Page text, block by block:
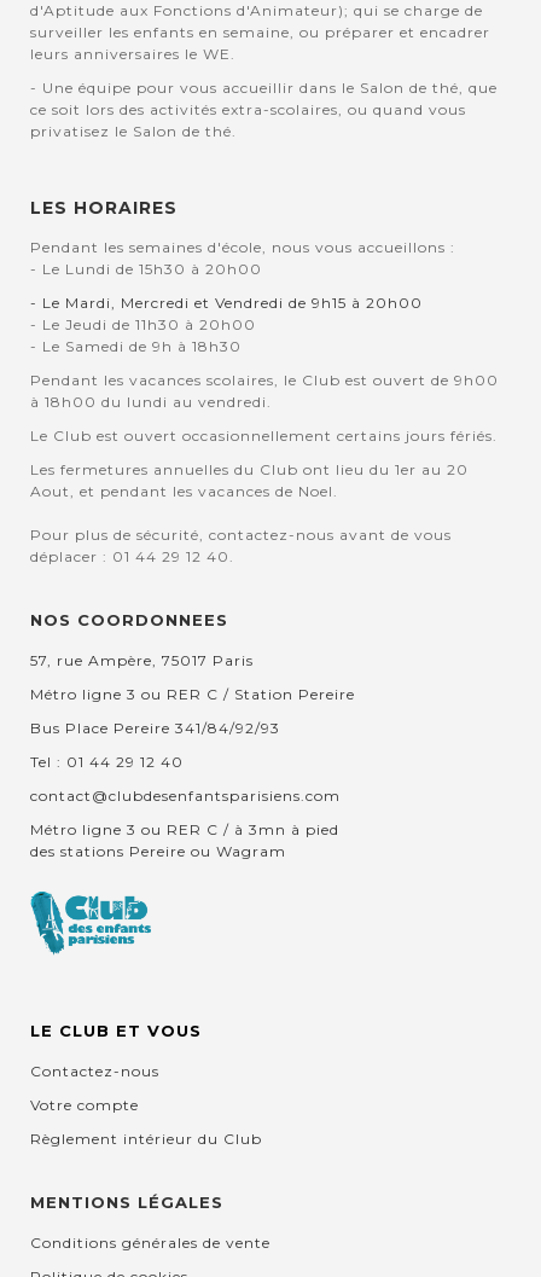
d'Aptitude aux Fonctions d'Animateur); qui se charge de
surveiller les enfants en semaine, ou préparer et encadrer
leurs anniversaires le WE.
- Une équipe pour vous accueillir dans le Salon de thé, que
ce soit lors des activités extra-scolaires, ou quand vous
privatisez le Salon de thé.
LES HORAIRES
Pendant les semaines d'école, nous vous accueillons :
- Le Lundi de 15h30 à 20h00
- Le Mardi, Mercredi et Vendredi de 9h15 à 20h00
- Le Jeudi de 11h30 à 20h00
- Le Samedi de 9h à 18h30
Pendant les vacances scolaires, le Club est ouvert de 9h00
à 18h00 du lundi au vendredi.
Le Club est ouvert occasionnellement certains jours fériés.
Les fermetures annuelles du Club ont lieu du 1er au 20
Aout, et pendant les vacances de Noel.
Pour plus de sécurité, contactez-nous avant de vous
déplacer : 01 44 29 12 40.
NOS COORDONNEES
57, rue Ampère, 75017 Paris
Métro ligne 3 ou RER C / Station Pereire
Bus Place Pereire 341/84/92/93
Tel : 01 44 29 12 40
contact@clubdesenfantsparisiens.com
Métro ligne 3 ou RER C / à 3mn à pied
des stations Pereire ou Wagram
LE CLUB ET VOUS
Contactez-nous
Votre compte
Règlement intérieur du Club
MENTIONS LÉGALES
Conditions générales de vente